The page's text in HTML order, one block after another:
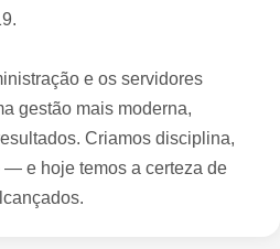
e os servidores
gestão mais moderna,
Criamos disciplina,
— e hoje temos a certeza de